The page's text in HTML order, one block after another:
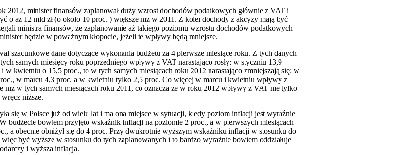
2012, minister finansów zaplanował duży wzrost dochodów podatkowych głównie z VAT i
o aż 12 mld zł (o około 10 proc. ) większe niż w 2011. Z kolei dochody z akcyzy mają być
ministra finansów, że zaplanowanie aż takiego poziomu wzrostu dochodów podatkowych
będzie w poważnym kłopocie, jeżeli te wpływy będą mniejsze.
szacunkowe dane dotyczące wykonania budżetu za 4 pierwsze miesiące roku. Z tych danych
samych miesięcy roku poprzedniego wpływy z VAT narastająco rosły: w styczniu 13,9
kwietniu o 15,5 proc., to w tych samych miesiącach roku 2012 narastająco zmniejszają się: w
w marcu 4,3 proc. a w kwietniu tylko 2,5 proc. Co więcej w marcu i kwietniu wpływy z
niż w tych samych miesiącach roku 2011, co oznacza że w roku 2012 wpływy z VAT nie tylko
niższe.
się w Polsce już od wielu lat i ma ona miejsce w sytuacji, kiedy poziom inflacji jest wyraźnie
budżecie bowiem przyjęto wskaźnik inflacji na poziomie 2 proc., a w pierwszych miesiącach
a obecnie obniżył się do 4 proc. Przy dwukrotnie wyższym wskaźniku inflacji w stosunku do
być wyższe w stosunku do tych zaplanowanych i to bardzo wyraźnie bowiem oddziałuje
i wyższa inflacja.